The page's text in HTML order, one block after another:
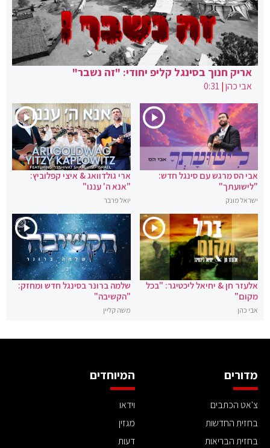
אריק חנוך בסינגל קליפ יחודי: "זה נשבר"
אבי כהן|
0:31
אבי הס מרגש עם סינגל חדש:
"לישועתך"
ישראל מונק
ארי גולדוואג & איצי קפלוביץ:
"אנא ה' עננו"
יואל פרבר
אלעזר חן & יחיאל ליכטיגר: "בכל
מקום"
אבי כהן
שלמה ברונר בסינגל חדש ומחזק:
"הקשיבה"
משה קליין
מדורים
צ'אט הכתבים
בחזית החדשות
בחזית הבריאות
המיוחדים
וידאו
מגזין
דעות